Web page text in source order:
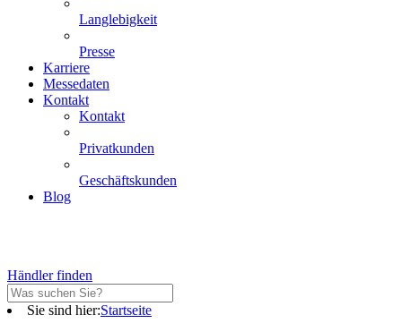
Langlebigkeit
Presse
Karriere
Messedaten
Kontakt
Kontakt
Privatkunden
Geschäftskunden
Blog
Händler finden
Sie sind hier:Startseite